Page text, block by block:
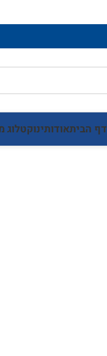
דף הביתאודותינוקטלוג